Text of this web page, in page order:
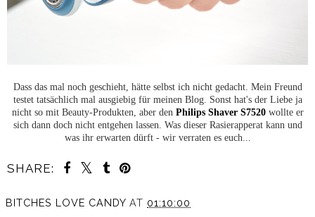
Dass das mal noch geschieht, hätte selbst ich nicht gedacht. Mein Freund
testet tatsächlich mal ausgiebig für meinen Blog. Sonst hat's der Liebe ja
nicht so mit Beauty-Produkten, aber den Philips Shaver S7520wollte er
sich dann doch nicht entgehen lassen. Was dieser Rasierapperat kann und
was ihr erwarten dürft - wir verraten es euch...
SHARE:
BITCHES LOVE CANDY AT 01:10:00